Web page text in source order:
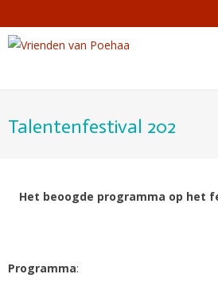
Talentenfestival 202
Het beoogde programma op het
Programma: